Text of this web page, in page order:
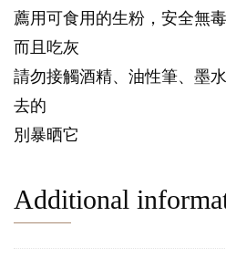
薦用可食用的生粉，安全無
而且吃灰
請勿接觸酒精、油性筆、墨
去的
別暴晒它
Additional